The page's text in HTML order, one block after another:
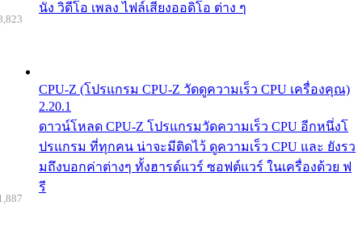
นัง วิดีโอ เพลง ไฟล์เสียงออดิโอ ต่าง ๆ
CPU-Z (โปรแกรม CPU-Z วัดดูความเร็ว CPU เครื่องคุณ)
2.20.1
ดาวน์โหลด CPU-Z โปรแกรมวัดความเร็ว CPU อีกหนึ่งโ
ปรแกรม ที่ทุกคน น่าจะมีติดไว้ ดูความเร็ว CPU และ ยังรว
มถึงบอกค่าต่างๆ ทั้งฮารด์แวร์ ซอฟต์แวร์ ในเครื่องด้วย ฟ
รี